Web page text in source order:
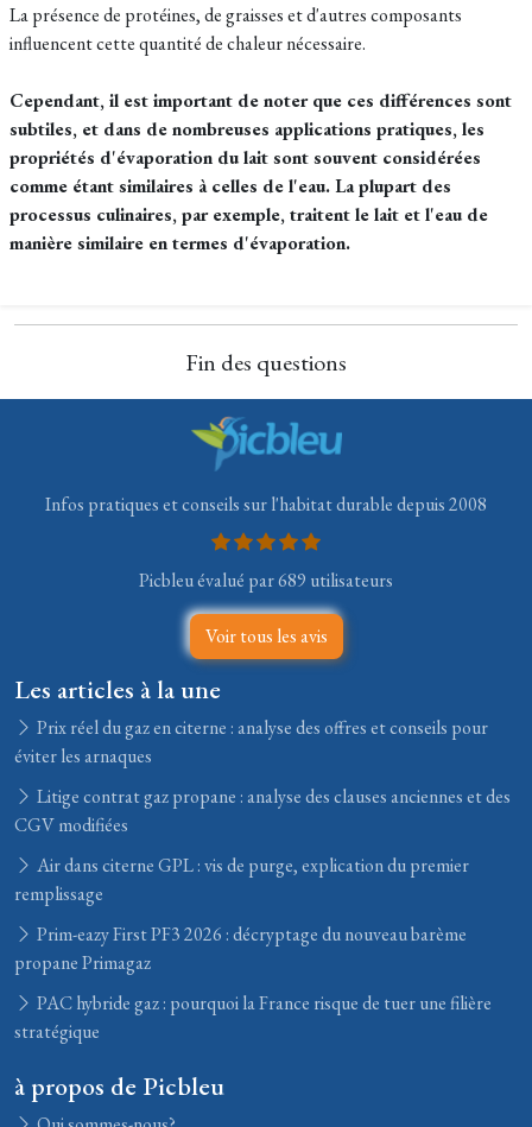
La présence de protéines, de graisses et d'autres composants
influencent cette quantité de chaleur nécessaire.
Cependant, il est important de noter que ces différences sont
subtiles, et dans de nombreuses applications pratiques, les
propriétés d'évaporation du lait sont souvent considérées
comme étant similaires à celles de l'eau. La plupart des
processus culinaires, par exemple, traitent le lait et l'eau de
manière similaire en termes d'évaporation.
Fin des questions
Infos pratiques et conseils sur l'habitat durable depuis 2008
Picbleu évalué par 689 utilisateurs
Voir tous les avis
Les articles à la une
Prix réel du gaz en citerne : analyse des offres et conseils pour
éviter les arnaques
Litige contrat gaz propane : analyse des clauses anciennes et des
CGV modifiées
Air dans citerne GPL : vis de purge, explication du premier
remplissage
Prim-eazy First PF3 2026 : décryptage du nouveau barème
propane Primagaz
PAC hybride gaz : pourquoi la France risque de tuer une filière
stratégique
à propos de Picbleu